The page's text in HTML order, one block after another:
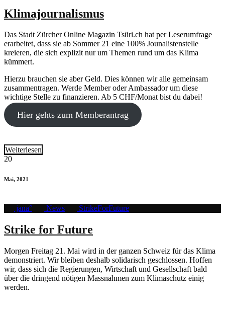
Klimajournalismus
Das Stadt Zürcher Online Magazin Tsüri.ch hat per Leserumfrage
erarbeitet, dass sie ab Sommer 21 eine 100% Jounalistenstelle
kreieren, die sich explizit nur um Themen rund um das Klima
kümmert.
Hierzu brauchen sie aber Geld. Dies können wir alle gemeinsam
zusammentragen. Werde Member oder Ambassador um diese
wichtige Stelle zu finanzieren. Ab 5 CHF/Monat bist du dabei!
Hier gehts zum Memberantrag
Weiterlesen
20
Mai, 2021
jana° News StrikeForFuture
Strike for Future
Morgen Freitag 21. Mai wird in der ganzen Schweiz für das Klima
demonstriert. Wir bleiben deshalb solidarisch geschlossen. Hoffen
wir, dass sich die Regierungen, Wirtschaft und Gesellschaft bald
über die dringend nötigen Massnahmen zum Klimaschutz einig
werden.